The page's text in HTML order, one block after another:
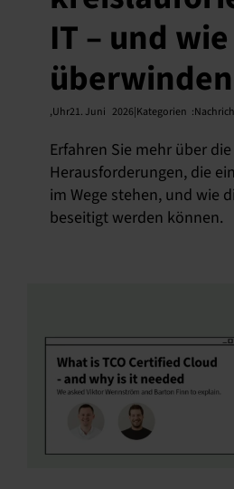
Deutsch
IT – und
,Uhr21. Juni 2026|Kategorien :
Erfahren Sie mehr über
Herausforderungen, die
im Wege stehen, und wie
beseitigt werden können.